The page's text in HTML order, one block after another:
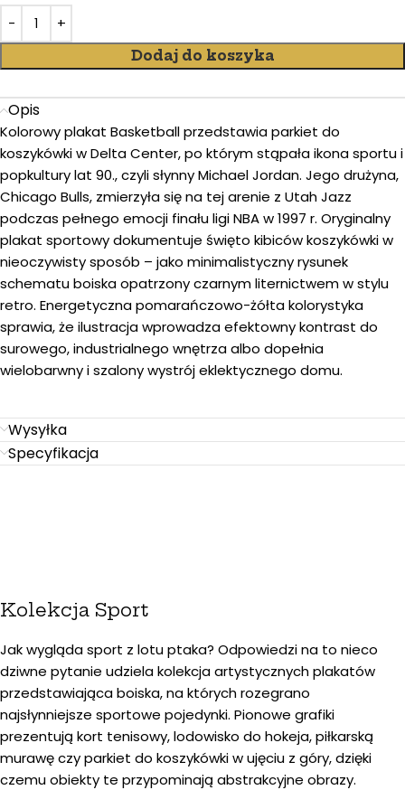
Dodaj do koszyka
Opis
Kolorowy plakat Basketball przedstawia parkiet do
koszykówki w Delta Center, po którym stąpała ikona sportu i
popkultury lat 90., czyli słynny Michael Jordan. Jego drużyna,
Chicago Bulls, zmierzyła się na tej arenie z Utah Jazz
podczas pełnego emocji finału ligi NBA w 1997 r. Oryginalny
plakat sportowy dokumentuje święto kibiców koszykówki w
nieoczywisty sposób – jako minimalistyczny rysunek
schematu boiska opatrzony czarnym liternictwem w stylu
retro. Energetyczna pomarańczowo-żółta kolorystyka
sprawia, że ilustracja wprowadza efektowny kontrast do
surowego, industrialnego wnętrza albo dopełnia
wielobarwny i szalony wystrój eklektycznego domu.
Wysyłka
Specyfikacja
Kolekcja Sport
Jak wygląda sport z lotu ptaka? Odpowiedzi na to nieco
dziwne pytanie udziela kolekcja artystycznych plakatów
przedstawiająca boiska, na których rozegrano
najsłynniejsze sportowe pojedynki. Pionowe grafiki
prezentują kort tenisowy, lodowisko do hokeja, piłkarską
murawę czy parkiet do koszykówki w ujęciu z góry, dzięki
czemu obiekty te przypominają abstrakcyjne obrazy.